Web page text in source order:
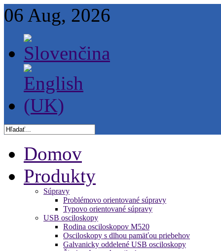
06 Aug, 2026
Domov
Produkty
Súpravy
Problémovo orientované súpravy
Typovo orientované súpravy
USB osciloskopy
Rodina osciloskopov M520
Osciloskopy s dlhou pamäťou priebehov
Galvanicky oddelené USB osciloskopy